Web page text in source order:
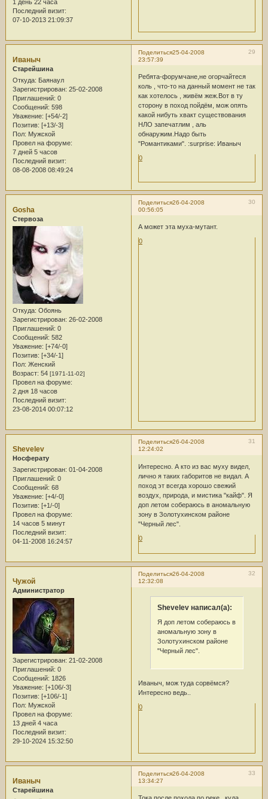
1 день 22 часа
Последний визит:
07-10-2013 21:09:37
Поделиться 29
25-04-2008
23:57:39
Иваныч
Старейшина
Откуда: Баянаул
Зарегистрирован: 25-02-2008
Приглашений: 0
Сообщений: 598
Уважение: [+54/-2]
Позитив: [+13/-3]
Пол: Мужской
Провел на форуме:
7 дней 5 часов
Последний визит:
08-08-2008 08:49:24
Ребята-форумчане,не огорчайтеся
коль , что-то на данный момент не так
как хотелось , живём жеж.Вот в ту
сторону в поход пойдём, мож опять
какой нибуть хвакт существования
НЛО запечатлим , аль
обнаружим.Надо быть
"Романтиками". :surprise: Иваныч
0
Поделиться 30
26-04-2008
00:56:05
Gosha
Стервоза
Откуда: Обоянь
Зарегистрирован: 26-02-2008
Приглашений: 0
Сообщений: 582
Уважение: [+74/-0]
Позитив: [+34/-1]
Пол: Женский
Возраст: 54 [1971-11-02]
Провел на форуме:
2 дня 18 часов
Последний визит:
23-08-2014 00:07:12
А может эта муха-мутант.
0
Поделиться 31
26-04-2008
12:24:02
Shevelev
Носферату
Зарегистрирован: 01-04-2008
Приглашений: 0
Сообщений: 68
Уважение: [+4/-0]
Позитив: [+1/-0]
Провел на форуме:
14 часов 5 минут
Последний визит:
04-11-2008 16:24:57
Интересно. А кто из вас муху видел,
лично я таких габоритов не видал. А
поход эт всегда хорошо свежий
воздух, природа, и мистика "кайф". Я
доп летом собераюсь в аномальную
зону в Золотухинском районе
"Черный лес".
0
Поделиться 32
26-04-2008
12:32:08
Чужой
Администратор
Зарегистрирован: 21-02-2008
Приглашений: 0
Сообщений: 1826
Уважение: [+106/-3]
Позитив: [+106/-1]
Пол: Мужской
Провел на форуме:
13 дней 4 часа
Последний визит:
29-10-2024 15:32:50
Shevelev написал(а):
Я доп летом собераюсь в
аномальную зону в
Золотухинском районе
"Черный лес".
Иваныч, мож туда сорвёмся?
Интересно ведь..
0
Поделиться 33
26-04-2008
13:34:27
Иваныч
Старейшина